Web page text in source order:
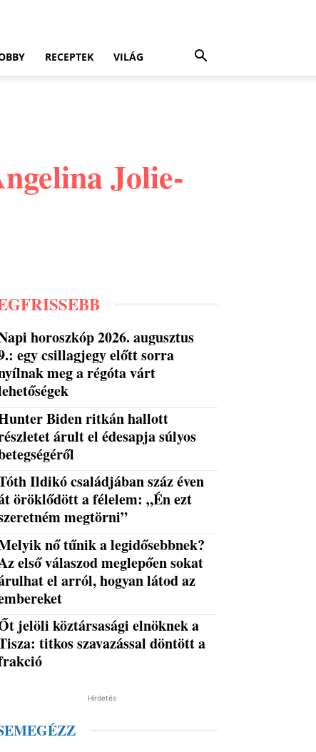
RECEPTEK VILÁG
Jolie-
horoszkóp 2026. augusztus
egy csillagjegy előtt sorra
meg a régóta várt
Biden ritkán hallott
árult el édesapja súlyos
Ildikó családjában száz éven
öröklődött a félelem: „Én ezt
megtörni”
nő tűnik a legidősebbnek?
első válaszod meglepően sokat
el arról, hogyan látod az
jelöli köztársasági elnöknek a
titkos szavazással döntött a
Hirdetés